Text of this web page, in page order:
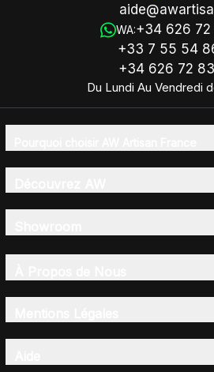
WA:+34 626
+33 7 55 54
+34 626 72
Du Lundi Au Vendredi